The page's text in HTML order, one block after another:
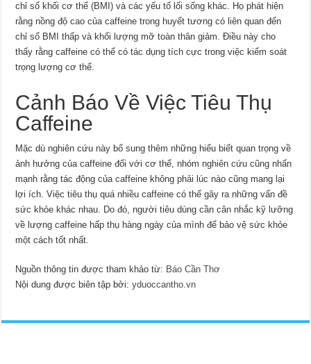
chỉ số khối cơ thể (BMI) và các yếu tố lối sống khác. Họ phát hiện
rằng nồng độ cao của caffeine trong huyết tương có liên quan đến
chỉ số BMI thấp và khối lượng mỡ toàn thân giảm. Điều này cho
thấy rằng caffeine có thể có tác dụng tích cực trong việc kiểm soát
trọng lượng cơ thể.
Cảnh Báo Về Việc Tiêu Thụ
Caffeine
Mặc dù nghiên cứu này bổ sung thêm những hiểu biết quan trọng về
ảnh hưởng của caffeine đối với cơ thể, nhóm nghiên cứu cũng nhấn
mạnh rằng tác động của caffeine không phải lúc nào cũng mang lại
lợi ích. Việc tiêu thụ quá nhiều caffeine có thể gây ra những vấn đề
sức khỏe khác nhau. Do đó, người tiêu dùng cần cân nhắc kỹ lưỡng
về lượng caffeine hấp thụ hàng ngày của mình để bảo vệ sức khỏe
một cách tốt nhất.
Nguồn thông tin được tham khảo từ: Báo Cần Thơ
Nội dung được biên tập bởi:yduoccantho.vn